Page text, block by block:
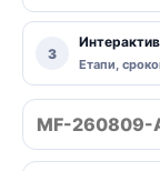
3
Етапи,